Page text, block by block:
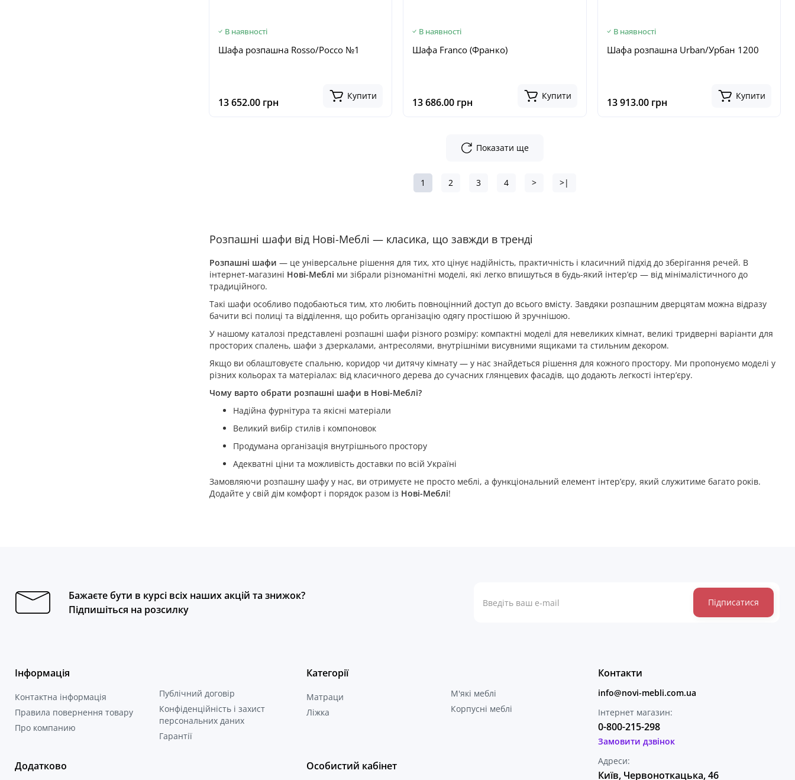
В наявності
Шафа розпашна Rosso/Россо №1
13 652.00 грн
Купити
В наявності
Шафа Franco (Франко)
13 686.00 грн
Купити
В наявності
Шафа розпашна Urban/Урбан 1200
13 913.00 грн
Купити
Показати ще
1 2 3 4 > >|
Розпашні шафи від Нові-Меблі — класика, що завжди в тренді
Розпашні шафи — це універсальне рішення для тих, хто цінує надійність, практичність і класичний підхід до зберігання речей. В
інтернет-магазині Нові-Меблі ми зібрали різноманітні моделі, які легко впишуться в будь-який інтер’єр — від мінімалістичного до
традиційного.
Такі шафи особливо подобаються тим, хто любить повноцінний доступ до всього вмісту. Завдяки розпашним дверцятам можна відразу
бачити всі полиці та відділення, що робить організацію одягу простішою й зручнішою.
У нашому каталозі представлені розпашні шафи різного розміру: компактні моделі для невеликих кімнат, великі тридверні варіанти для
просторих спалень, шафи з дзеркалами, антресолями, внутрішніми висувними ящиками та стильним декором.
Якщо ви облаштовуєте спальню, коридор чи дитячу кімнату — у нас знайдеться рішення для кожного простору. Ми пропонуємо моделі у
різних кольорах та матеріалах: від класичного дерева до сучасних глянцевих фасадів, що додають легкості інтер’єру.
Чому варто обрати розпашні шафи в Нові-Меблі?
Надійна фурнітура та якісні матеріали
Великий вибір стилів і компоновок
Продумана організація внутрішнього простору
Адекватні ціни та можливість доставки по всій Україні
Замовляючи розпашну шафу у нас, ви отримуєте не просто меблі, а функціональний елемент інтер’єру, який служитиме багато років.
Додайте у свій дім комфорт і порядок разом із Нові-Меблі!
Бажаєте бути в курсі всіх наших акцій та знижок?
Підпишіться на розсилку
Підписатися
Інформація
Контактна інформація
Правила повернення товару
Про компанию
Публічний договір
Конфіденційність і захист
персональних даних
Гарантії
Категорії
Матраци
Ліжка
М'які меблі
Корпусні меблі
Додатково Особистий кабінет
Контакти
info@novi-mebli.com.ua
Інтернет магазин:
0-800-215-298
Замовити дзвінок
Адреси:
Київ, Червоноткацька, 46